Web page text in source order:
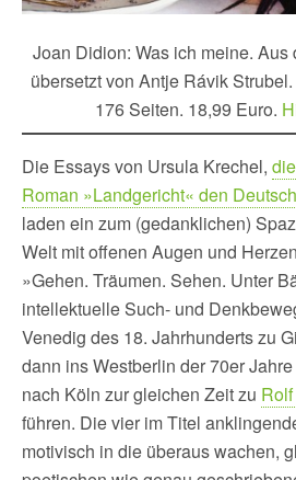
Joan Didion: Was ich meine.
übersetzt von Antje Rávik
176 Seiten. 18,99 Euro.
Die Essays von Ursula Krechel,
Roman »Landgericht« den
laden ein zum (gedanklichen)
Welt mit offenen Augen und
»Gehen. Träumen. Sehen. Unter
intellektuelle Such- und
Venedig des 18. Jahrhunderts zu
dann ins Westberlin der 70er Jahre
nach Köln zur gleichen Zeit zu
führen. Die vier im Titel
motivisch in die überaus wachen,